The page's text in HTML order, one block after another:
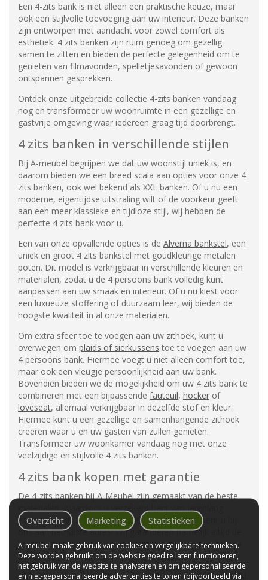
Een 4-zits bank is niet alleen een praktische keuze, maar
ook een stijlvolle toevoeging aan uw interieur. Deze banken
zijn ontworpen met aandacht voor zowel comfort als
esthetiek. 4 zits banken zijn ruim genoeg om gezellig
samen te zitten en bieden de perfecte gelegenheid om te
genieten van filmavonden, spelletjesavonden of gewoon
ontspannen gesprekken.
Ontdek onze uitgebreide collectie 4-zits banken vandaag
nog en transformeer uw woonruimte in een gezellige en
gastvrije omgeving waar iedereen graag tijd doorbrengt.
4 zits banken in verschillende stijlen
Bij A-meubel begrijpen we dat uw woonstijl uniek is, en
daarom bieden we een breed scala aan opties voor onze 4
zits banken, ook wel bekend als XXL banken. Of u nu een
moderne, eigentijdse uitstraling wilt of de voorkeur geeft
aan een meer klassieke en tijdloze stijl, wij hebben de
perfecte 4 zits bank voor u.
Een van onze opvallende opties is de Alverna bankstel, een
uniek en groot 4 zits bankstel met goudkleurige metalen
poten. Dit model is verkrijgbaar in verschillende kleuren en
materialen, zodat u de 4 persoons bank volledig kunt
aanpassen aan uw smaak en interieur. Of u nu kiest voor
een luxueuze stoffering of duurzaam leer, wij bieden de
hoogste kwaliteit in al onze materialen.
Om extra sfeer toe te voegen aan uw zithoek, kunt u
overwegen om plaids of sierkussens toe te voegen aan uw
4 persoons bank. Hiermee voegt u niet alleen comfort toe,
maar ook een vleugje persoonlijkheid aan uw bank.
Bovendien bieden we de mogelijkheid om uw 4 zits bank te
combineren met een bijpassende fauteuil, hocker of
loveseat, allemaal verkrijgbaar in dezelfde stof en kleur.
Hiermee kunt u een gezellige en samenhangende zithoek
creëren waar u en uw gasten van zullen genieten.
Transformeer uw woonkamer vandaag nog met onze
veelzijdige en stijlvolle 4 zits banken.
4 zits bank kopen met garantie
De 4-zits banken bij A-Meubel zijn gemaakt van de beste
materialen, waardoor u verzekerd bent van jarenlang
zitplezier! Wilt u niet te veel geld uitgeven? Dan bent u bij
ons aan het juiste adres! Wij garanderen namelijk altijd de
laagste prijs, waardoor u voor niet te veel een prachtige 4
zits bank in huis kan halen.
Bij het kopen van een 4-zits bank wilt u natuurlijk zekerheid.
Overzicht Marketing Statistieken
A-meubel maakt gebruik van cookies en vergelijkbare technieken.
Deze worden gebruikt om de website goed te laten functioneren,
het gebruik van de website te analyseren en om gepersonaliseerde
en niet-gepersonaliseerde advertenties te tonen (bijvoorbeeld via